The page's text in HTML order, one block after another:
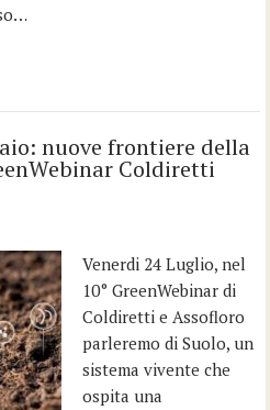
nuove frontiere della
Coldiretti
Venerdi 24 Luglio, nel
10° GreenWebinar di
Coldiretti e Assofloro
parleremo di Suolo, un
sistema vivente che
ospita una